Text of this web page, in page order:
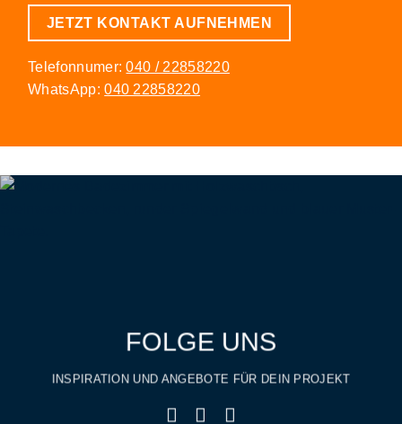
JETZT KONTAKT AUFNEHMEN
Telefonnumer:040 / 22858220
WhatsApp:040 22858220
FOLGE UNS
INSPIRATION UND ANGEBOTE FÜR DEIN PROJEKT